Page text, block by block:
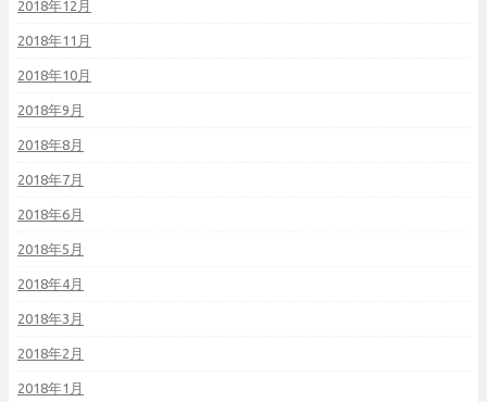
2018年12月
2018年11月
2018年10月
2018年9月
2018年8月
2018年7月
2018年6月
2018年5月
2018年4月
2018年3月
2018年2月
2018年1月